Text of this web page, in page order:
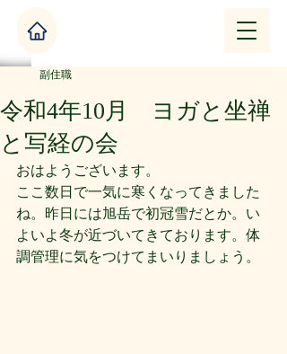
令和4年10月 ヨガと坐禅
と写経の会
副住職
おはようございます。
ここ数日で一気に寒くなってきました
ね。昨日には旭岳で初冠雪だとか。い
よいよ冬が近づいてきております。体
調管理に気をつけてまいりましょう。